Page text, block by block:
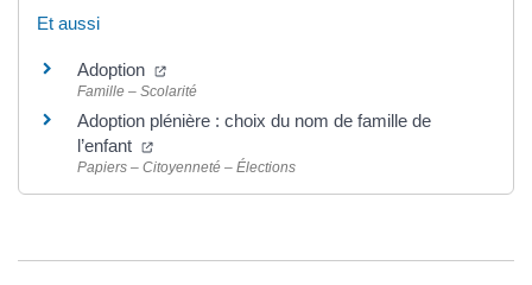
Et aussi
Adoption
Famille – Scolarité
Adoption plénière : choix du nom de famille de
l’enfant
Papiers – Citoyenneté – Élections